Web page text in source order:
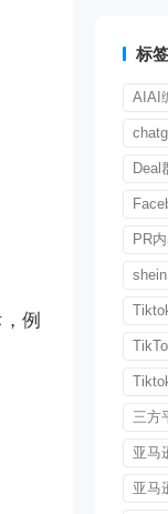
例
标签
AIAI
Deal
PR
shein
三方
亚马
亚马